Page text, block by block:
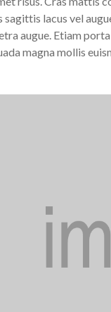
sagittis lacus vel
augue. Etiam
magna mollis